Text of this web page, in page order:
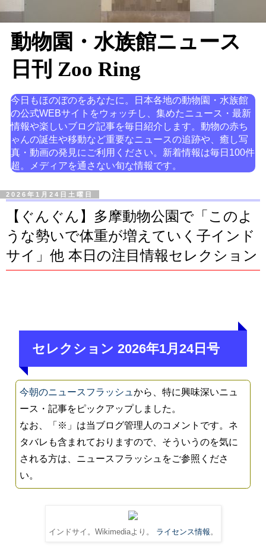
動物園・水族館ニュース
日刊 Zoo Ring
今日もほのぼのをあなたに。日本各地の動物園・水族館
の公式WEBサイトをウォッチし、集めたニュース・最新
情報や楽しいブログ記事を毎日紹介します。動物の赤ち
ゃんの誕生や移動など重要なニュースの追跡や、癒し写
真・動画の発見にご利用ください。新着情報は毎日100件
超。メディアを通さない旬な情報です。
2026年1月24日土曜日
【ぐんぐん】多摩動物公園で「このよ
うな勢いで体重が増えていく子インド
サイ」他 本日の注目情報セレクション
セレクション 2026年1月24日号
今朝のニュースフラッシュから、特に興味深いニュ
ース・記事をピックアップしました。
なお、「※」は当ブログ管理人のコメントです。ネ
タバレも含まれておりますので、そういうのを気に
される方は、ニュースフラッシュをご参照くださ
い。
インドサイ。Wikimediaより。 ライセンス情報 。